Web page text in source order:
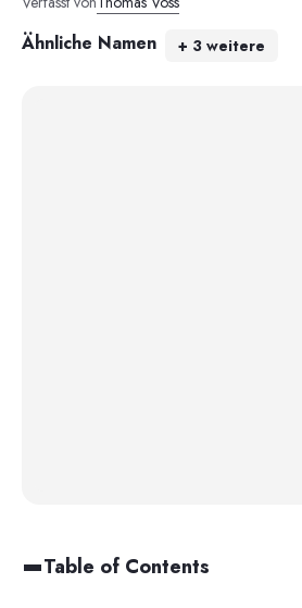
Ähnliche Namen + 3 weitere
Table of Contents